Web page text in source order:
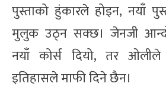
पुस्ताको हुंकारले होइन, नयाँ
मुलुक उठ्न सक्छ। जेनजी
नयाँ कोर्स दियो, तर
इतिहासले माफी दिने छैन।